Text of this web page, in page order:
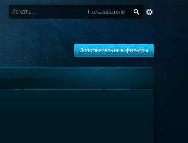
Пользователи
Дополнительные фильтры